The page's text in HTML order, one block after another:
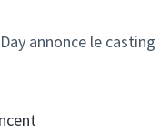
annonce le casting